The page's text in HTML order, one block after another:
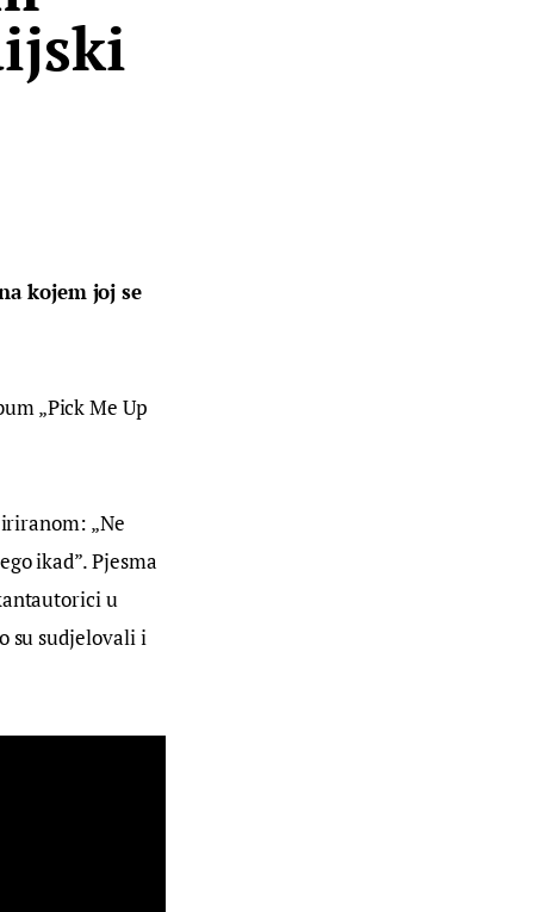
kojem joj se
„Pick Me Up
„Ne
ikad”. Pjesma
u
su sudjelovali i